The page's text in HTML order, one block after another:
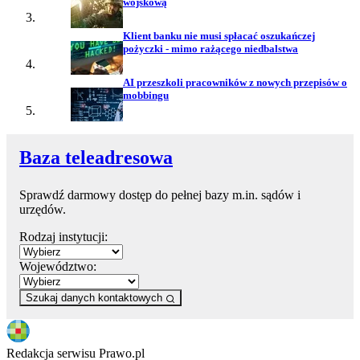
Klient banku nie musi spłacać oszukańczej
pożyczki - mimo rażącego niedbalstwa
AI przeszkoli pracowników z nowych przepisów o
mobbingu
Baza teleadresowa
Sprawdź darmowy dostęp do pełnej bazy m.in. sądów i
urzędów.
Rodzaj instytucji:
Województwo:
Szukaj danych kontaktowych
Redakcja serwisu Prawo.pl